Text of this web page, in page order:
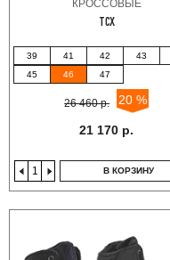
КРОССОВЫЕ
TCX
39 41 42 43
45
46 47
26 460 р. 20 %
21 170 р.
В КОРЗИНУ